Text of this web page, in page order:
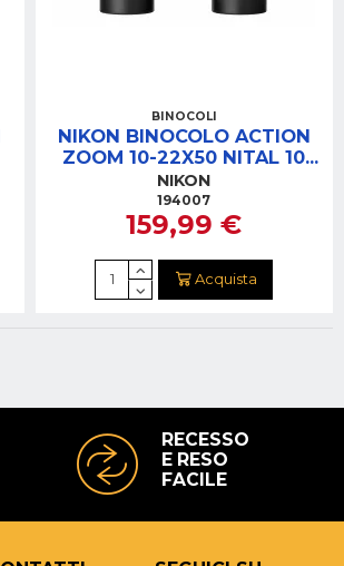
BINOCOLI
NIKON BINOCOLO ACTION
ZOOM 10-22X50 NITAL 10
ANNI
NIKON
194007
159,99 €
Acquista
RECESSO
E RESO
FACILE